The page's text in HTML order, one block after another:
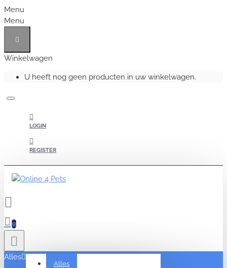
Menu
Menu
Winkelwagen
U heeft nog geen producten in uw winkelwagen.
LOGIN
REGISTER
0
Alles
Alles